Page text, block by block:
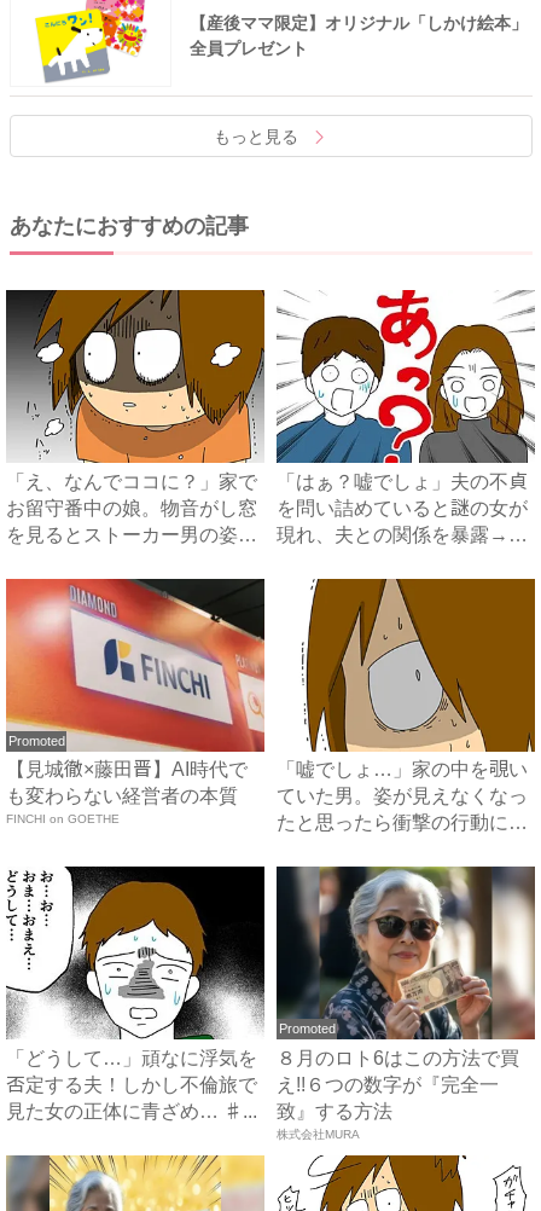
【産後ママ限定】オリジナル「しかけ絵本」
全員プレゼント
もっと見る
あなたにおすすめの記事
「え、なんでココに？」家で
お留守番中の娘。物音がし窓
を見るとストーカー男の姿が
「はぁ？嘘でしょ」夫の不貞
を問い詰めていると謎の女が
現れ、夫との関係を暴露→衝
Promoted
【見城徹×藤田晋】AI時代で
も変わらない経営者の本質
FINCHI on GOETHE
「嘘でしょ…」家の中を覗い
ていた男。姿が見えなくなっ
たと思ったら衝撃の行動に…
「どうして…」頑なに浮気を
否定する夫！しかし不倫旅で
見た女の正体に青ざめ… ♯...
Promoted
８月のロト6はこの方法で買
え!!６つの数字が『完全一
致』する方法
株式会社MURA